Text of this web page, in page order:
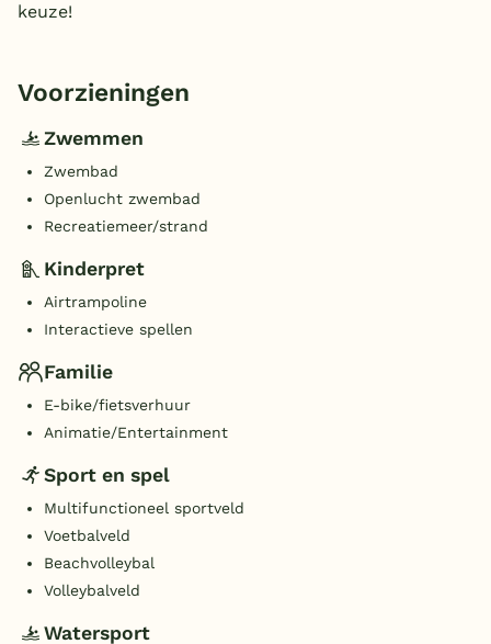
keuze!
Voorzieningen
Zwemmen
Zwembad
Openlucht zwembad
Recreatiemeer/strand
Kinderpret
Airtrampoline
Interactieve spellen
Familie
E-bike/fietsverhuur
Animatie/Entertainment
Sport en spel
Multifunctioneel sportveld
Voetbalveld
Beachvolleybal
Volleybalveld
Watersport